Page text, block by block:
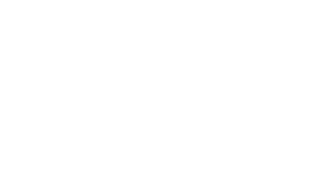
für ein schnelles und bequemes
+45°